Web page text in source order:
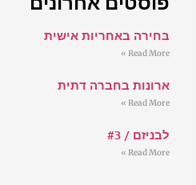
בחירה באחריות אישית
Read More »
ארונות בחברה דתית
Read More »
לבניזם / #3
Read More »